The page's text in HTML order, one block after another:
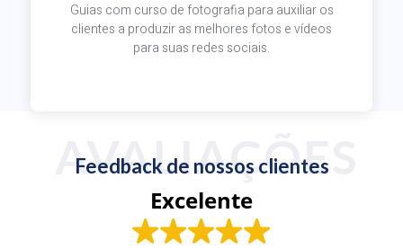
Guias com curso de fotografia para auxiliar os
clientes a produzir as melhores fotos e vídeos
para suas redes sociais.
AVALIAÇÕES
Feedback de nossos clientes
Excelente